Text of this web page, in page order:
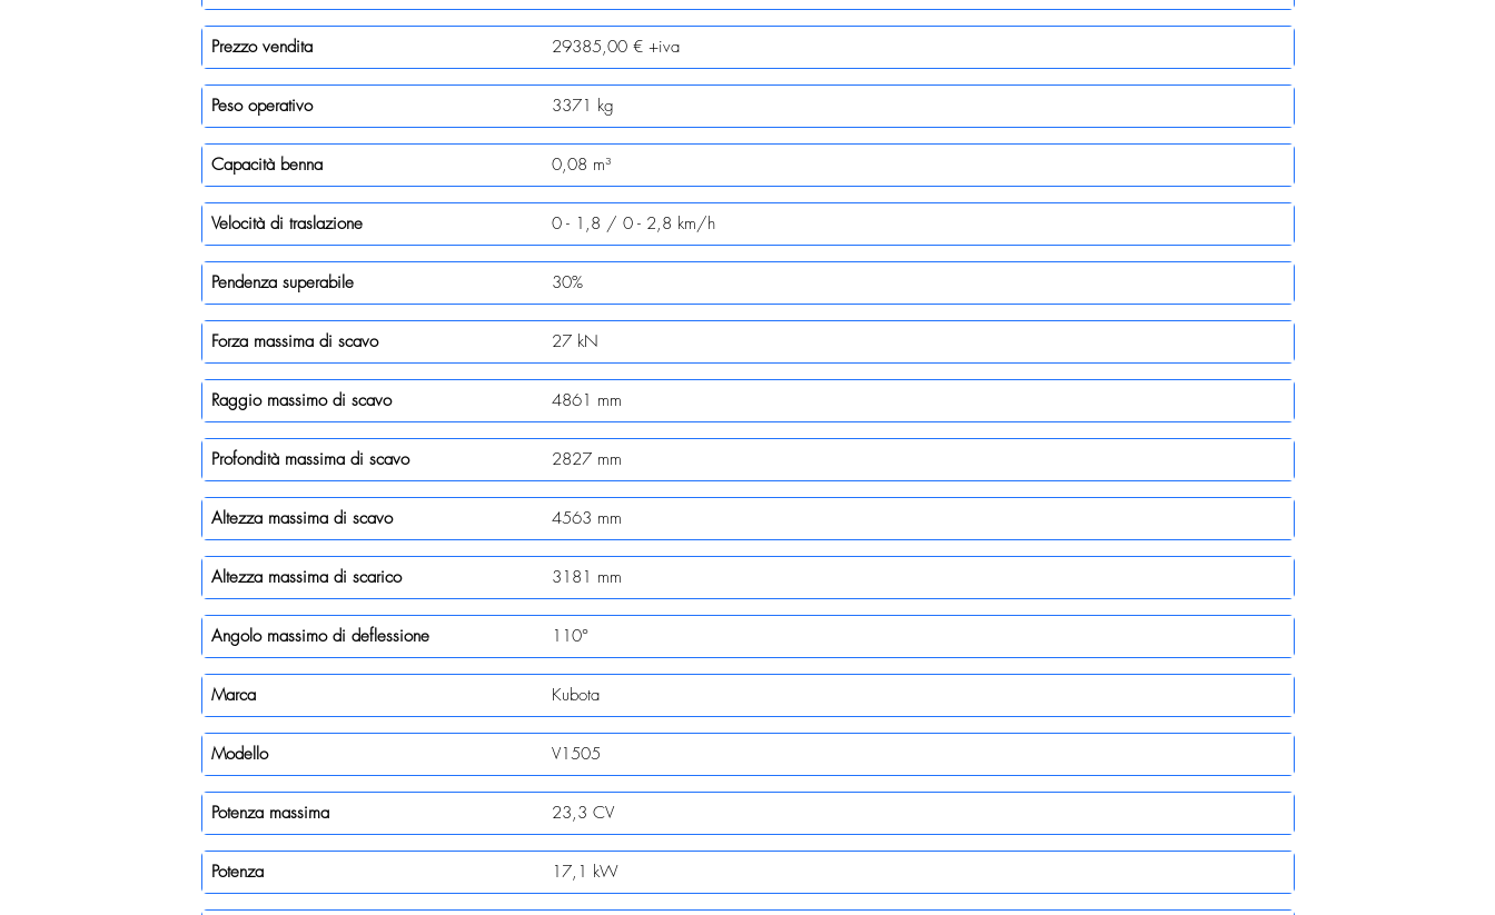
Prezzo vendita 29385,00 € +iva
Peso operativo 3371 kg
Capacità benna 0,08 m³
Velocità di traslazione 0 - 1,8 / 0 - 2,8 km/h
Pendenza superabile 30%
Forza massima di scavo 27 kN
Raggio massimo di scavo 4861 mm
Profondità massima di scavo 2827 mm
Altezza massima di scavo 4563 mm
Altezza massima di scarico 3181 mm
Angolo massimo di deflessione 110°
Marca Kubota
Modello V1505
Potenza massima 23,3 CV
Potenza 17,1 kW